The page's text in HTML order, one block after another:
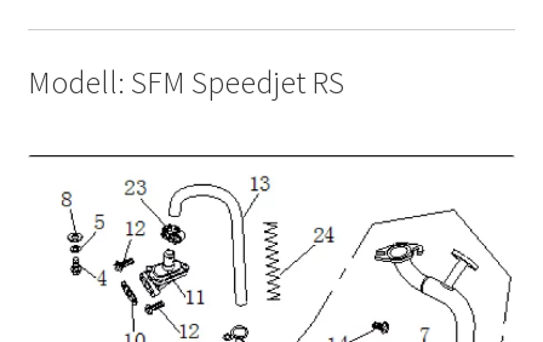
Modell: SFM Speedjet RS